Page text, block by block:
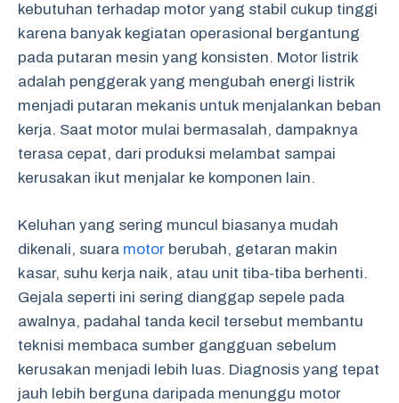
kebutuhan terhadap motor yang stabil cukup tinggi
karena banyak kegiatan operasional bergantung
pada putaran mesin yang konsisten. Motor listrik
adalah penggerak yang mengubah energi listrik
menjadi putaran mekanis untuk menjalankan beban
kerja. Saat motor mulai bermasalah, dampaknya
terasa cepat, dari produksi melambat sampai
kerusakan ikut menjalar ke komponen lain.
Keluhan yang sering muncul biasanya mudah
dikenali, suara motor berubah, getaran makin
kasar, suhu kerja naik, atau unit tiba-tiba berhenti.
Gejala seperti ini sering dianggap sepele pada
awalnya, padahal tanda kecil tersebut membantu
teknisi membaca sumber gangguan sebelum
kerusakan menjadi lebih luas. Diagnosis yang tepat
jauh lebih berguna daripada menunggu motor